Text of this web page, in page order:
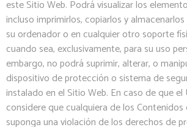
este Sitio Web. Podrá visualizar los
incluso imprimirlos, copiarlos y
su ordenador o en cualquier otro soporte
cuando sea, exclusivamente, para su uso
embargo, no podrá suprimir, alterar, o
dispositivo de protección o sistema de
instalado en el Sitio Web. En caso de que
considere que cualquiera de los
suponga una violación de los derechos de